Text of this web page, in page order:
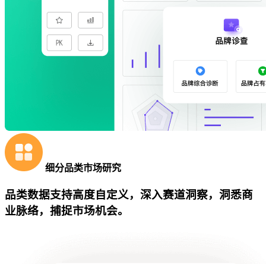
细分品类市场研究
品类数据支持高度自定义，深入赛道洞察，洞悉商
业脉络，捕捉市场机会。